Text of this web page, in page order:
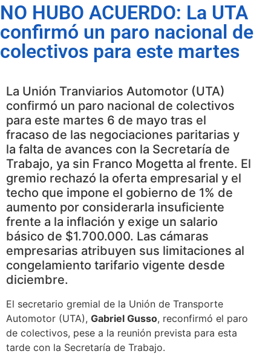
NO HUBO ACUERDO: La UTA
confirmó un paro nacional de
colectivos para este martes
La Unión Tranviarios Automotor (UTA)
confirmó un paro nacional de colectivos
para este martes 6 de mayo tras el
fracaso de las negociaciones paritarias y
la falta de avances con la Secretaría de
Trabajo, ya sin Franco Mogetta al frente. El
gremio rechazó la oferta empresarial y el
techo que impone el gobierno de 1% de
aumento por considerarla insuficiente
frente a la inflación y exige un salario
básico de $1.700.000. Las cámaras
empresarias atribuyen sus limitaciones al
congelamiento tarifario vigente desde
diciembre.
El secretario gremial de la Unión de Transporte
Automotor (UTA), Gabriel Gusso, reconfirmó el paro
de colectivos, pese a la reunión prevista para esta
tarde con la Secretaría de Trabajo.